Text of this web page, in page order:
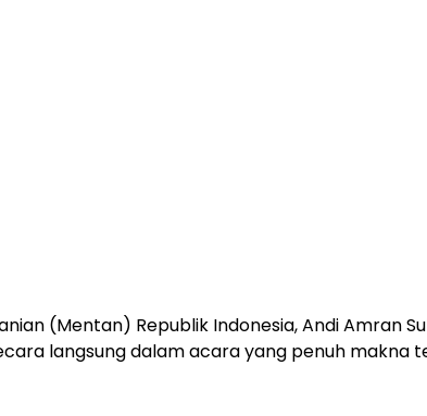
(Mentan) Republik Indonesia, Andi Amran
langsung dalam acara yang penuh makna